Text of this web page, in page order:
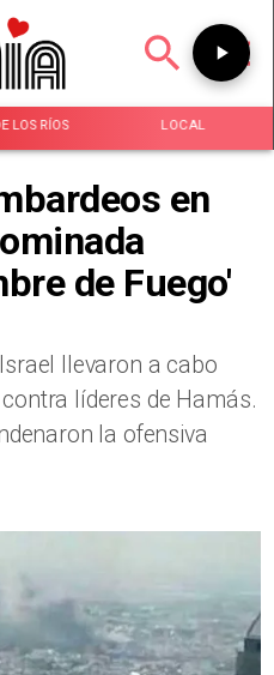
LOS RÍOS LOCAL
en
de Fuego'
llevaron a cabo
líderes de Hamás.
la ofensiva